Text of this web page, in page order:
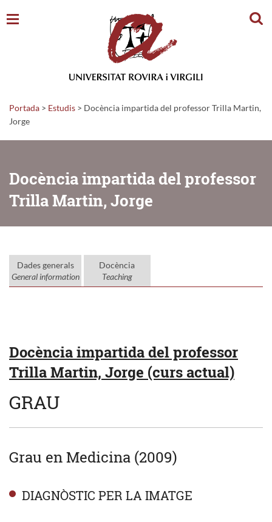
Portada > Estudis > Docència impartida del professor Trilla Martin,
Jorge
Docència impartida del professor
Trilla Martin, Jorge
Dades generals
General information
Docència
Teaching
Docència impartida del professor
Trilla Martin, Jorge (curs actual)
GRAU
Grau en Medicina (2009)
DIAGNÒSTIC PER LA IMATGE